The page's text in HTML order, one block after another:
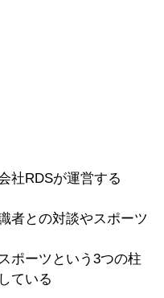
社RDSが運営する
者との対談やスポーツ
ポーツという3つの柱
ている